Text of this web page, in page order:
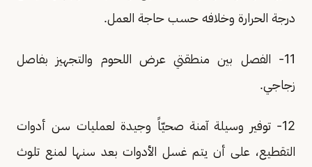
درجة الحرارة وخلافه حسب حاجة العمل.
11- الفصل بين منطقتي عرض اللحوم والتجهيز بفاصل
زجاجي.
12- توفير وسيلة آمنة صحيّاً وجيدة لعمليات سن أدوات
التقطيع، على أن يتم غسل الأدوات بعد سنها لمنع تلوث